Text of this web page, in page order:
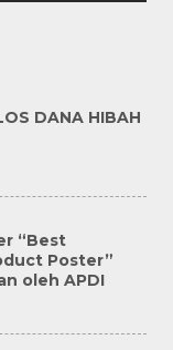
DANA HIBAH
“Best
Poster”
oleh APDI